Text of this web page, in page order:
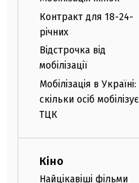
Контракт для 18-24-
річних
Відстрочка від
мобілізації
Мобілізація в Україні:
скільки осіб мобілізує
ТЦК
Кіно
Найцікавіші фільми